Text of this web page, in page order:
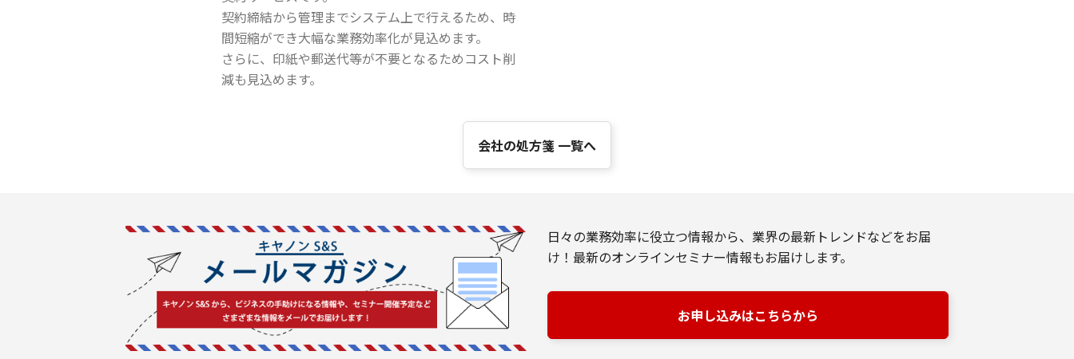
契約締結から管理までシステム上で行えるため、時
間短縮ができ大幅な業務効率化が見込めます。
さらに、印紙や郵送代等が不要となるためコスト削
減も見込めます。
会社の処方箋 一覧へ
日々の業務効率に役立つ情報から、業界の最新トレンドなどをお届
け！最新のオンラインセミナー情報もお届けします。
お申し込みはこちらから